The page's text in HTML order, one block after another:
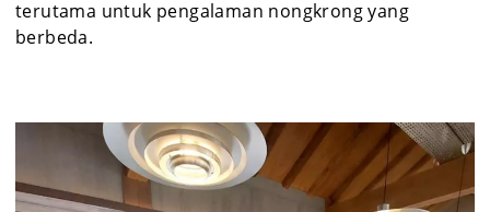
terutama untuk pengalaman nongkrong yang
berbeda.